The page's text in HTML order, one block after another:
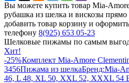
Вы можете купить товар Mia-
рубашка из шелка и вискозы
добавить товар корзину и
телефону 8(925) 653 05-23
Шелковые пижамы по самым
Хит!
-25%Комплект Mia-Amore
3456Пижама из шелкаБренд:Mia-
46, L 48, XL 50, XXL 52, XXXL 54